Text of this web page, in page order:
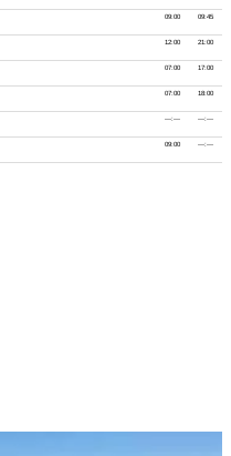
09:45
09:00
21:00
12:00
17:00
07:00
18:00
07:00
---:---
---:---
---:---
09:00